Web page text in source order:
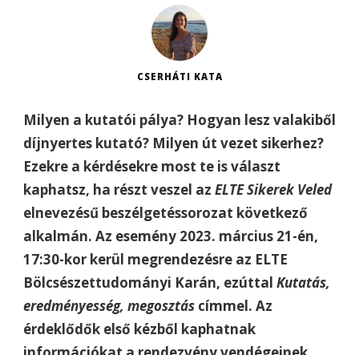
CSERHÁTI KATA
Milyen a kutatói pálya? Hogyan lesz valakiből
díjnyertes kutató? Milyen út vezet sikerhez?
Ezekre a kérdésekre most te is választ
kaphatsz, ha részt veszel az ELTE Sikerek Veled
elnevezésű beszélgetéssorozat következő
alkalmán. Az esemény 2023. március 21-én,
17:30-kor kerül megrendezésre az ELTE
Bölcsészettudományi Karán, ezúttal Kutatás,
eredményesség, megosztás címmel. Az
érdeklődők első kézből kaphatnak